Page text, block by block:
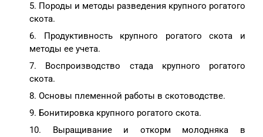
Породы и методы разведения крупного рогатого
скота.
Продуктивность крупного рогатого скота и
методы ее учета.
Воспроизводство стада крупного рогатого
скота.
Основы племенной работы в скотоводстве.
Бонитировка крупного рогатого скота.
Выращивание и откорм молодняка в